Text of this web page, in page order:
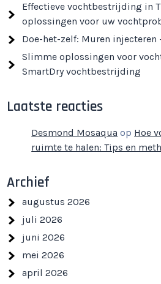
Effectieve vochtbestrijding in
oplossingen voor uw
Doe-het-zelf: Muren injecteren
Slimme oplossingen voor
SmartDry vochtbestrijding
Laatste reacties
Desmond Mosaqua op Hoe
ruimte te halen: Tips en
Archief
augustus 2026
juli 2026
juni 2026
mei 2026
april 2026